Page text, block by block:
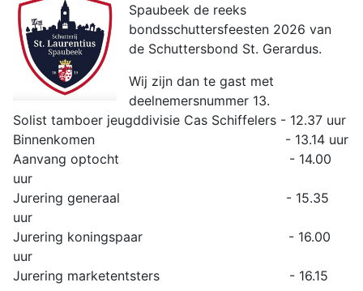
Spaubeek de reeks
bondsschuttersfeesten 2026 van
de Schuttersbond St. Gerardus.
Wij zijn dan te gast met
deelnemersnummer 13.
Solist tamboer jeugddivisie Cas Schiffelers - 12.37 uur
Binnenkomen - 13.14 uur
Aanvang optocht - 14.00
uur
Jurering generaal - 15.35
uur
Jurering koningspaar - 16.00
uur
Jurering marketentsters - 16.15